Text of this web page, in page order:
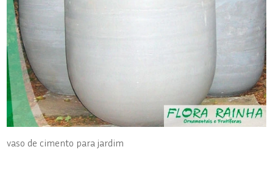
vaso de cimento para jardim